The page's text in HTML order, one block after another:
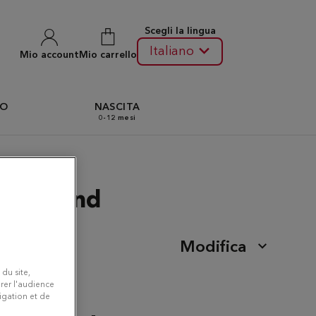
Mio account Mio carrello
Scegli la lingua
Italiano
NASCITA
0-12 mesi
Grand
Modifica
site,
l'audience
et de